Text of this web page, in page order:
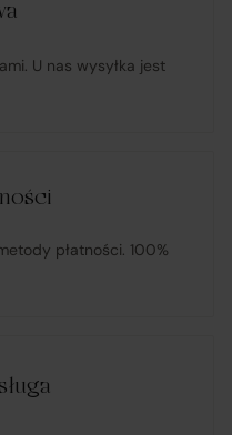
U nas wysyłka jest
płatności. 100%
(na podstawie
składając zamówienie
za towar;
o prawach